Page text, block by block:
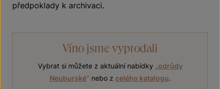
předpoklady k archivaci.
Víno jsme vyprodali
Vybrat si můžete z aktuální nabídky
odrůdy
Neuburské“ nebo z celého katalogu.